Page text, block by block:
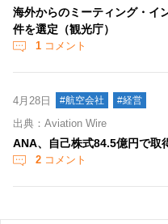
海外からのミーティング・
件を選定（観光庁）
1 コメント
4月28日 #航空会社 #経営
出典：Aviation Wire
ANA、自己株式84.5億円で
2 コメント